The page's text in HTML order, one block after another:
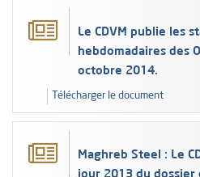
Le CDVM publie les
hebdomadaires des
octobre 2014.
Télécharger le document
Maghreb Steel : Le
jour 2013 du dossier